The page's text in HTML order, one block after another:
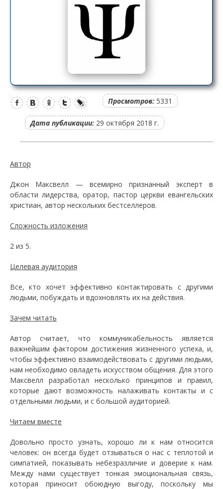
Просмотров: 5331
Дата публикации: 29 октября 2018 г.
Автор
Джон Максвелл — всемирно признанный эксперт в
области лидерства, оратор, пастор церкви евангельских
христиан, автор нескольких бестселлеров.
Сложность изложения
2 из 5.
Целевая аудитория
Все, кто хочет эффективно контактировать с другими
людьми, побуждать и вдохновлять их на действия.
Зачем читать
Автор считает, что коммуникабельность является
важнейшим фактором достижения жизненного успеха, и,
чтобы эффективно взаимодействовать с другими людьми,
нам необходимо овладеть искусством общения. Для этого
Максвелл разработал несколько принципов и правил,
которые дают возможность налаживать контакты и с
отдельными людьми, и с большой аудиторией.
Читаем вместе
Довольно просто узнать, хорошо ли к нам относится
человек: он всегда будет отзываться о нас с теплотой и
симпатией, показывать небезразличие и доверие к нам.
Между нами существует тонкая эмоциональная связь,
которая приносит обоюдную выгоду, поскольку мы